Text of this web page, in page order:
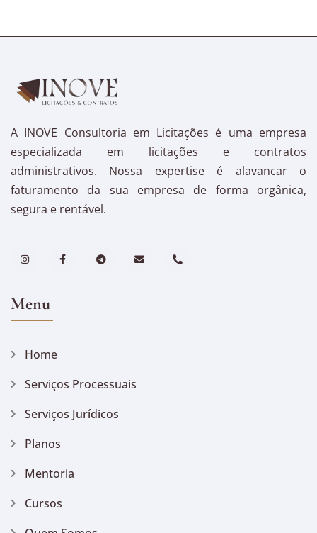
A INOVE Consultoria em Licitações é uma empresa
especializada em licitações e contratos
administrativos. Nossa expertise é alavancar o
faturamento da sua empresa de forma orgânica,
segura e rentável.
Menu
Home
Serviços Processuais
Serviços Jurídicos
Planos
Mentoria
Cursos